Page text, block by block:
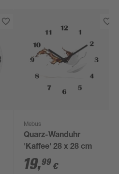
Mebus
Quarz-Wanduhr
'Kaffee' 28 x 28 cm
19,99 €